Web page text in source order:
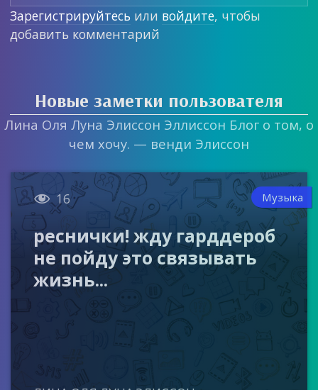
Зарегистрируйтесь или войдите, чтобы
добавить комментарий
Новые заметки пользователя
Лина Оля Луна Элиссон Эллиссон Блог о том, о
чем хочу. — венди Элиссон
 16 Музыка
реснички! жду гарддероб
не пойду это связывать
жизнь...